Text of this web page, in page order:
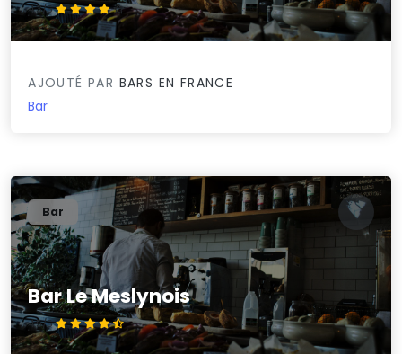
4.3/5
AJOUTÉ PAR BARS EN FRANCE
Bar
Bar Le Meslynois
4.5/5
Bar